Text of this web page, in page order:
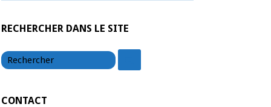
RECHERCHER DANS LE SITE
CONTACT